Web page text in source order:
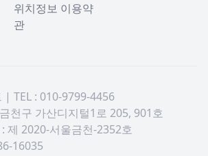
위치정보 이용약
관
| TEL : 010-9799-4456
천구 가산디지털1로 205, 901호
제 2020-서울금천-2352호
16035